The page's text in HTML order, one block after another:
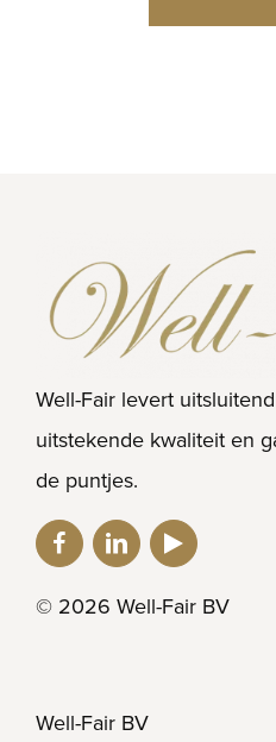
Well-Fair levert
uitstekende kwaliteit en
de puntjes.
© 2026 Well-Fair BV
Well-Fair BV